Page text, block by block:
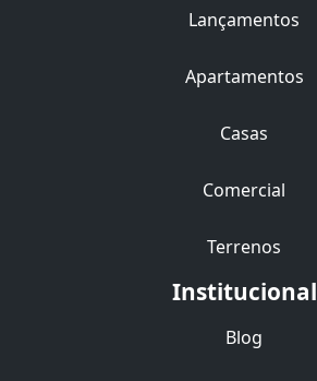
Lançamentos
Apartamentos
Casas
Comercial
Terrenos
Institucional
Blog